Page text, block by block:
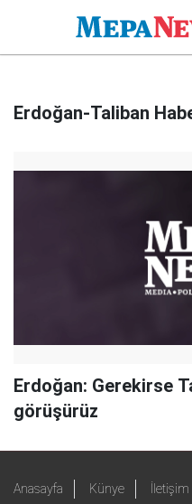
Erdoğan-Taliban
Erdoğan: Gerekirse
görüşürüz
Anasayfa Künye İletişim